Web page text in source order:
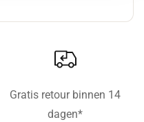
Gratis retour binnen 14
dagen*